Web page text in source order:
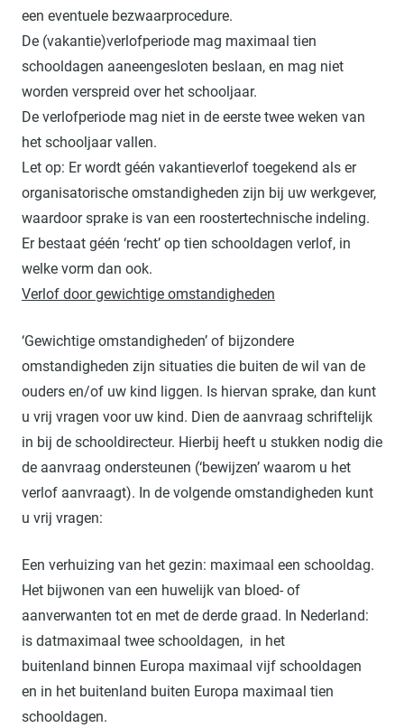
een eventuele bezwaarprocedure.
De (vakantie)verlofperiode mag maximaal tien
schooldagen aaneengesloten beslaan, en mag niet
worden verspreid over het schooljaar.
De verlofperiode mag niet in de eerste twee weken van
het schooljaar vallen.
Let op: Er wordt géén vakantieverlof toegekend als er
organisatorische omstandigheden zijn bij uw werkgever,
waardoor sprake is van een roostertechnische indeling.
Er bestaat géén ‘recht’ op tien schooldagen verlof, in
welke vorm dan ook.
Verlof door gewichtige omstandigheden
‘Gewichtige omstandigheden’ of bijzondere
omstandigheden zijn situaties die buiten de wil van de
ouders en/of uw kind liggen. Is hiervan sprake, dan kunt
u vrij vragen voor uw kind. Dien de aanvraag schriftelijk
in bij de schooldirecteur. Hierbij heeft u stukken nodig die
de aanvraag ondersteunen (‘bewijzen’ waarom u het
verlof aanvraagt). In de volgende omstandigheden kunt
u vrij vragen:
Een verhuizing van het gezin: maximaal een schooldag.
Het bijwonen van een huwelijk van bloed- of
aanverwanten tot en met de derde graad. In Nederland:
is datmaximaal twee schooldagen, in het
buitenland binnen Europa maximaal vijf schooldagen
en in het buitenland buiten Europa maximaal tien
schooldagen.